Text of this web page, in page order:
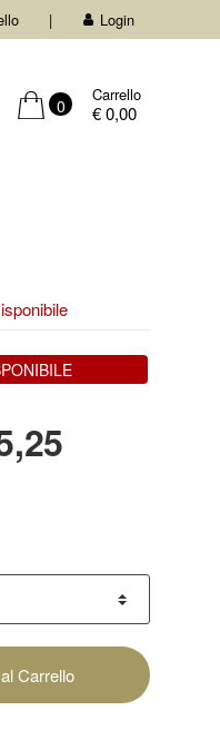
Login
0
Carrello
€ 0,00
Carrello